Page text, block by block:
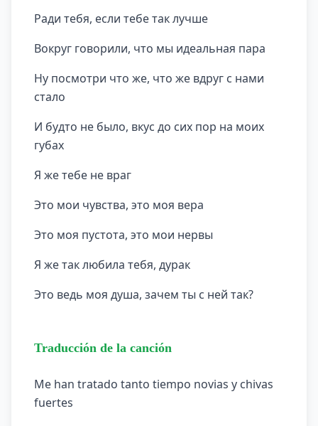
Ради тебя, если тебе так лучше
Вокруг говорили, что мы идеальная пара
Ну посмотри что же, что же вдруг с нами
стало
И будто не было, вкус до сих пор на моих
губах
Я же тебе не враг
Это мои чувства, это моя вера
Это моя пустота, это мои нервы
Я же так любила тебя, дурак
Это ведь моя душа, зачем ты с ней так?
Traducción de la canción
Me han tratado tanto tiempo novias y chivas
fuertes